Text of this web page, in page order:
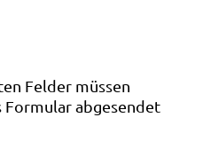
Felder müssen
abgesendet